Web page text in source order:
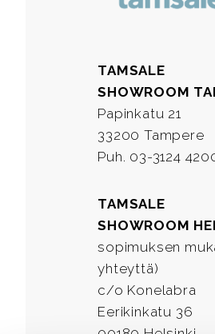
TAMSALE
SHOWROOM
Papinkatu 21
33200 Tampere
Puh. 03-3124
TAMSALE
SHOWROOM
sopimuksen
yhteyttä)
c/o Konelabra
Eerikinkatu 36